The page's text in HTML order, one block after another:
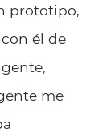
prototipo,
él de
me